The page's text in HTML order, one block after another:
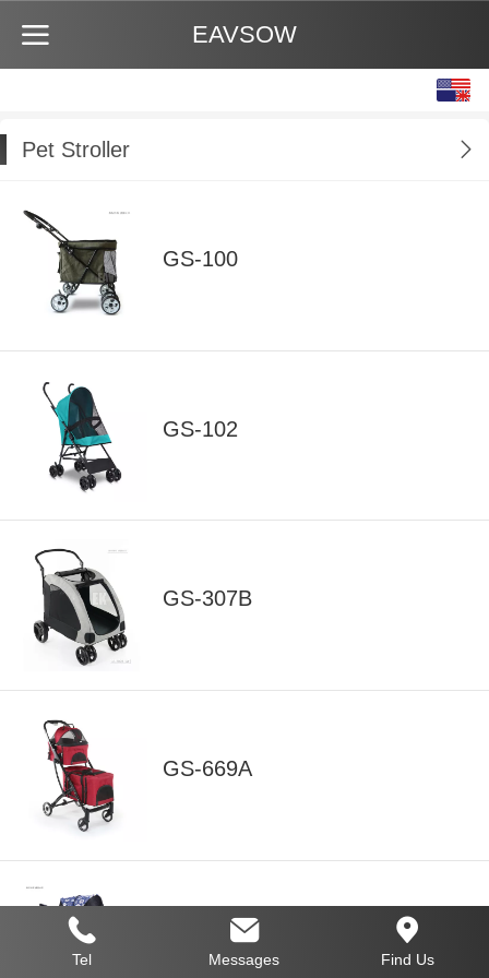
EAVSOW
Pet Stroller
GS-100
GS-102
GS-307B
GS-669A
GS-626
Tel Messages Find Us